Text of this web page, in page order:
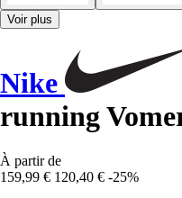
Voir plus
Nike
running
À partir de
159,99 € 120,40 € -25%